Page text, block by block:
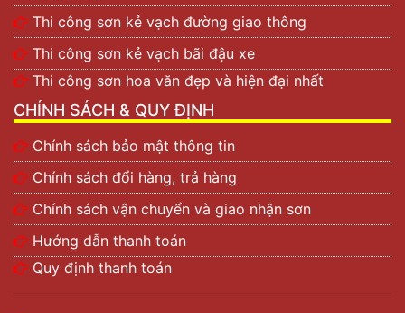
Thi công sơn kẻ vạch đường giao thông
Thi công sơn kẻ vạch bãi đậu xe
Thi công sơn hoa văn đẹp và hiện đại nhất
CHÍNH SÁCH & QUY ĐỊNH
Chính sách bảo mật thông tin
Chính sách đổi hàng, trả hàng
Chính sách vận chuyển và giao nhận sơn
Hướng dẫn thanh toán
Quy định thanh toán